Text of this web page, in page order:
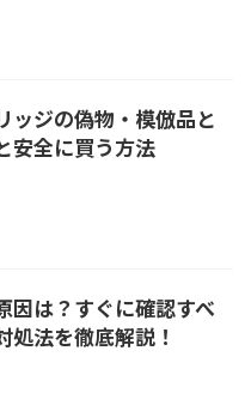
ッジの偽物・模倣品と
安全に買う方法
因は？すぐに確認すべ
処法を徹底解説！